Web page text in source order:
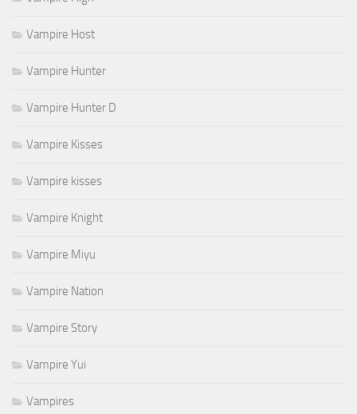
Vampire Host
Vampire Hunter
Vampire Hunter D
Vampire Kisses
Vampire kisses
Vampire Knight
Vampire Miyu
Vampire Nation
Vampire Story
Vampire Yui
Vampires